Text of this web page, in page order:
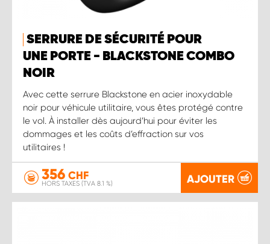
SERRURE DE SÉCURITÉ POUR
UNE PORTE - BLACKSTONE COMBO
NOIR
Avec cette serrure Blackstone en acier inoxydable
noir pour véhicule utilitaire, vous êtes protégé contre
le vol. À installer dès aujourd’hui pour éviter les
dommages et les coûts d’effraction sur vos
utilitaires !
356 CHF
HORS TAXES (TVA 8.1 %) AJOUTER